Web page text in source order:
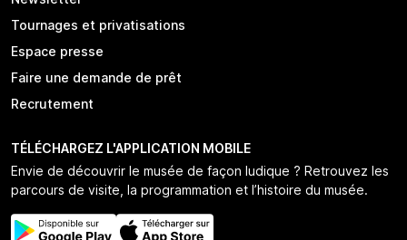
Tournages et privatisations
Espace presse
Faire une demande de prêt
Recrutement
TÉLÉCHARGEZ L'APPLICATION MOBILE
Envie de découvrir le musée de façon ludique ? Retrouvez les
parcours de visite, la programmation et l’histoire du musée.